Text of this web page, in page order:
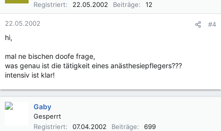
Registriert
22.05.2002 Beiträge 12
22.05.2002 #4
hi,
mal ne bischen doofe frage,
was genau ist die tätigkeit eines anästhesiepflegers???
intensiv ist klar!
Gaby
Gesperrt
Registriert
07.04.2002 Beiträge 699